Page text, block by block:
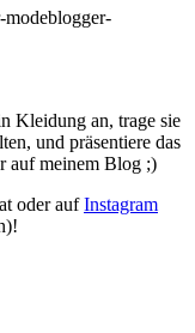
Kleidung an, trage sie
und präsentiere das
auf meinem Blog ;)
oder aufInstagram